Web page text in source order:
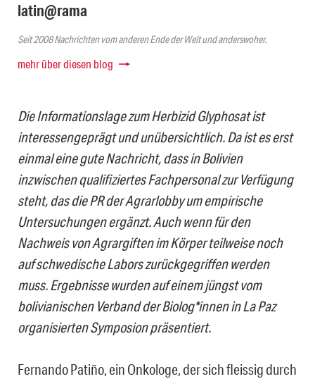
latin@rama
Seit 2008 Nachrichten vom anderen Ende der Welt und anderswoher.
mehr über diesen blog
Die Informationslage zum Herbizid Glyphosat ist
interessengeprägt und unübersichtlich. Da ist es erst
einmal eine gute Nachricht, dass in Bolivien
inzwischen qualifiziertes Fachpersonal zur Verfügung
steht, das die PR der Agrarlobby um empirische
Untersuchungen ergänzt. Auch wenn für den
Nachweis von Agrargiften im Körper teilweise noch
auf schwedische Labors zurückgegriffen werden
muss. Ergebnisse wurden auf einem jüngst vom
bolivianischen Verband der Biolog*innen in La Paz
organisierten Symposion präsentiert.
Fernando Patiño, ein Onkologe, der sich fleissig durch